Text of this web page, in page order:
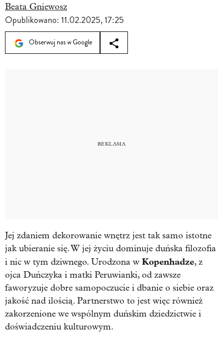
Beata Gniewosz
Opublikowano:11.02.2025, 17:25
Obserwuj nas w Google
Jej zdaniem dekorowanie wnętrz jest tak samo istotne
jak ubieranie się. W jej życiu dominuje duńska filozofia
i nic w tym dziwnego. Urodzona w Kopenhadze, z
ojca Duńczyka i matki Peruwianki, od zawsze
faworyzuje dobre samopoczucie i dbanie o siebie oraz
jakość nad ilością. Partnerstwo to jest więc również
zakorzenione we wspólnym duńskim dziedzictwie i
doświadczeniu kulturowym.